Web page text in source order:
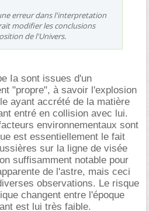
erreur dans l'interpretation
modifier les conclusions
de l'Univers.
Ia sont issues d'un
"propre", à savoir l'explosion
ayant accrété de la matière
entré en collision avec lui.
environnementaux sont
est essentiellement le fait
sur la ligne de visée
suffisamment notable pour
de l'astre, mais ceci
observations. Le risque
changent entre l'époque
est lui très faible.